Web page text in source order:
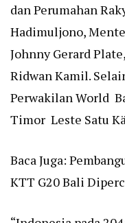
dan Perumahan
Hadimuljono,
Johnny Gerard
Ridwan Kamil.
Perwakilan World
Timor Leste Satu
Baca Juga:
KTT G20 Bali